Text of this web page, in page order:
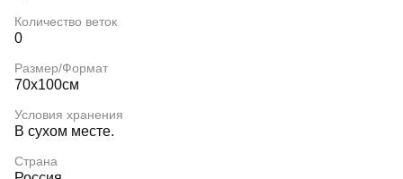
Количество веток
0
Размер/Формат
70х100см
Условия хранения
В сухом месте.
Страна